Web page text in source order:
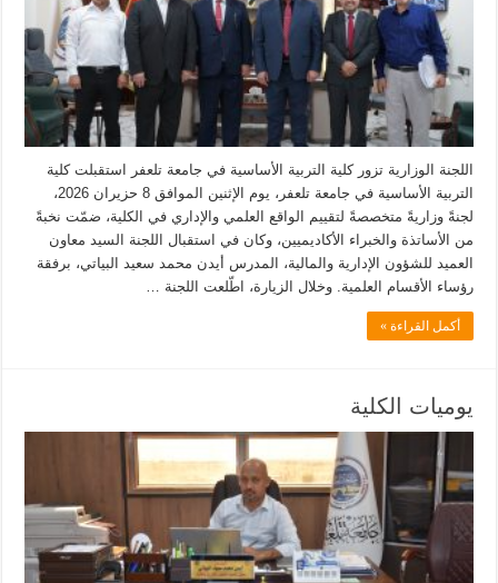
اللجنة الوزارية تزور كلية التربية الأساسية في جامعة تلعفر استقبلت كلية
التربية الأساسية في جامعة تلعفر، يوم الإثنين الموافق 8 حزيران 2026،
لجنةً وزاريةً متخصصةً لتقييم الواقع العلمي والإداري في الكلية، ضمّت نخبةً
من الأساتذة والخبراء الأكاديميين، وكان في استقبال اللجنة السيد معاون
العميد للشؤون الإدارية والمالية، المدرس أيدن محمد سعيد البياتي، برفقة
رؤساء الأقسام العلمية. وخلال الزيارة، اطّلعت اللجنة …
أكمل القراءة »
يوميات الكلية